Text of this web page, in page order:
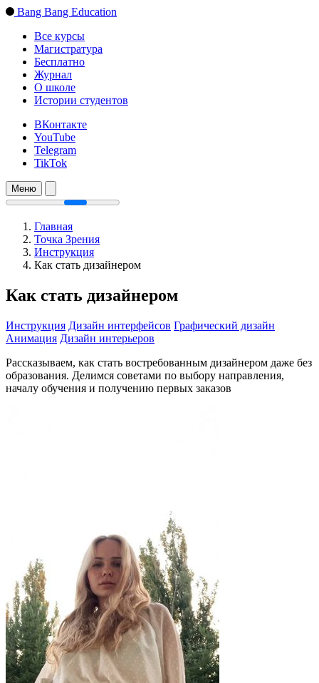
Bang Bang Education
Все курсы
Магистратура
Бесплатно
Журнал
О школе
Истории студентов
ВКонтакте
YouTube
Telegram
TikTok
Меню
Главная
Точка Зрения
Инструкция
Как стать дизайнером
Как стать дизайнером
Инструкция Дизайн интерфейсов Графический дизайн
Анимация Дизайн интерьеров
Рассказываем, как стать востребованным дизайнером даже без
образования. Делимся советами по выбору направления,
началу обучения и получению первых заказов